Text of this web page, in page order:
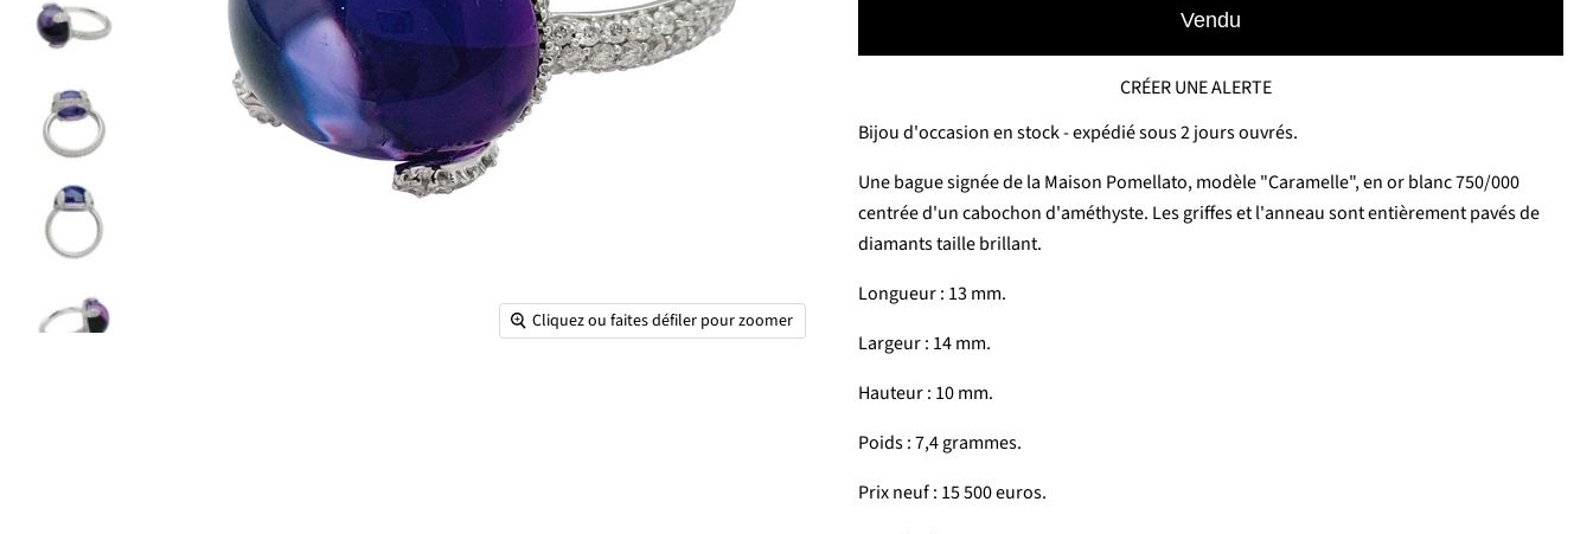
Cliquez ou faites défiler pour zoomer
Vendu
CRÉER UNE ALERTE
Bijou d'occasion en stock - expédié sous 2 jours ouvrés.
Une bague signée de la Maison Pomellato, modèle "Caramelle", en or blanc 750/000
centrée d'un cabochon d'améthyste. Les griffes et l'anneau sont entièrement pavés de
diamants taille brillant.
Longueur : 13 mm.
Largeur : 14 mm.
Hauteur : 10 mm.
Poids : 7,4 grammes.
Prix neuf : 15 500 euros.